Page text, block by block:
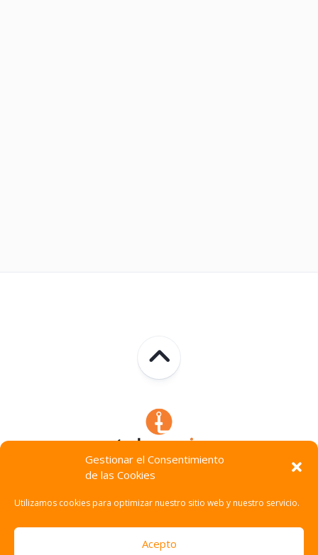
Gestionar el Consentimiento
de las Cookies
Utilizamos cookies para optimizar nuestro sitio web y nuestro servicio.
Acepto
Technocracia © 2026. Todos Los Derechos Reservados.